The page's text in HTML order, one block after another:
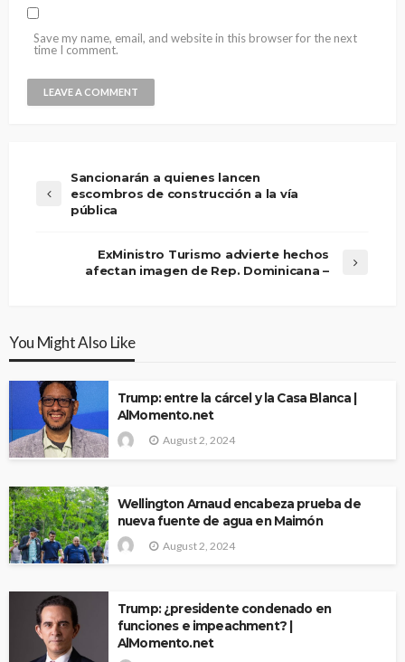
Save my name, email, and website in this browser for the next
time I comment.
Sancionarán a quienes lancen
escombros de construcción a la vía
pública
ExMinistro Turismo advierte hechos
afectan imagen de Rep. Dominicana –
You Might Also Like
Trump: entre la cárcel y la Casa Blanca |
AlMomento.net
August 2, 2024
Wellington Arnaud encabeza prueba de
nueva fuente de agua en Maimón
August 2, 2024
Trump: ¿presidente condenado en
funciones e impeachment? |
AlMomento.net